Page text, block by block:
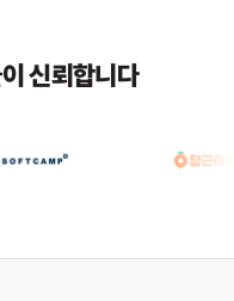
신뢰합니다